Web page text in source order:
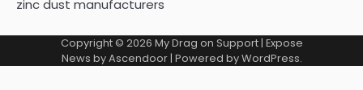
zinc dust manufacturers
Copyright © 2026 My Drag on Support| Expose
News byAscendoor| Powered byWordPress.